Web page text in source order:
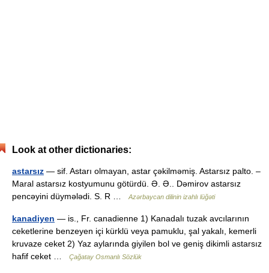
Look at other dictionaries:
astarsız — sif. Astarı olmayan, astar çəkilməmiş. Astarsız palto. –
Maral astarsız kostyumunu götürdü. Ə. Ə.. Dəmirov astarsız
pencəyini düymələdi. S. R …
Azərbaycan dilinin izahlı lüğəti
kanadiyen — is., Fr. canadienne 1) Kanadalı tuzak avcılarının
ceketlerine benzeyen içi kürklü veya pamuklu, şal yakalı, kemerli
kruvaze ceket 2) Yaz aylarında giyilen bol ve geniş dikimli astarsız
hafif ceket …
Çağatay Osmanlı Sözlük